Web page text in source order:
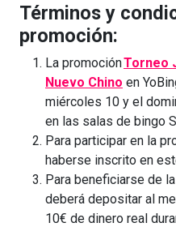
Términos y
promoción:
La promociónTorneo
Nuevo Chino en
miércoles 10 y el
en las salas de bingo
Para participar en la
haberse inscrito en
Para beneficiarse de
deberá depositar al
10€ de dinero real